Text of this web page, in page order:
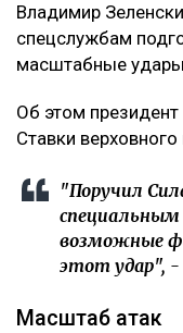
Владимир
спецслужбам
масштабные удары
Об этом
Ставки
"Поручил
возможные
этот удар", -
Масштаб атак